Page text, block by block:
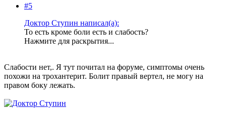
#5
Доктор Ступин написал(а):
То есть кроме боли есть и слабость?
Нажмите для раскрытия...
Слабости нет,. Я тут почитал на форуме, симптомы очень
похожи на трохантерит. Болит правый вертел, не могу на
правом боку лежать.